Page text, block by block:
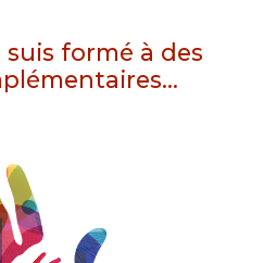
formé à des